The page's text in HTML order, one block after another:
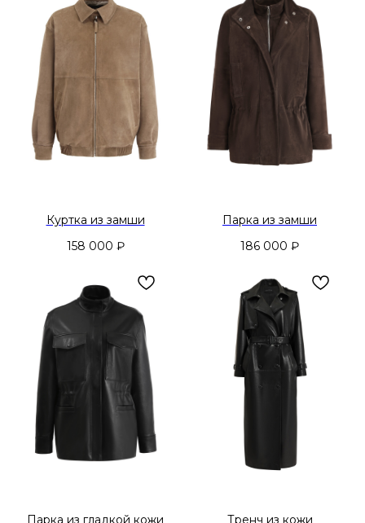
Куртка из замши
158 000 ₽
Парка из замши
186 000 ₽
Парка из гладкой кожи Тренч из кожи